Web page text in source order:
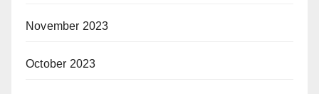
November 2023
October 2023